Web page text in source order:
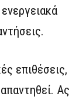
επιθέσεις,
Ας